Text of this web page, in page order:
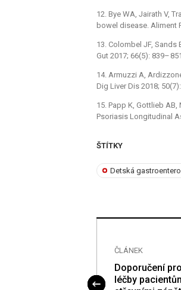
12. Bye WA, Jairath V,
bowel dis­ease. Aliment
13. Colombel JF, Sands
Gut 2017; 66(5): 839–
14. Armuzzi A,
Dig Liver Dis 2018;
15. Papp K, Gottlieb
Psoriasis Longitudinal
ŠTÍTKY
Detská
ČLÁNEK
Doporučení
léčby